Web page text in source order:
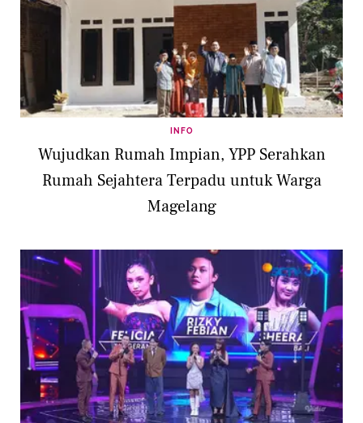
INFO
Wujudkan Rumah Impian, YPP Serahkan
Rumah Sejahtera Terpadu untuk Warga
Magelang